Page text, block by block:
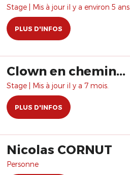
Stage | Mis à jour il y a environ 5 ans.
PLUS D'INFOS
Clown en chemin...
Stage | Mis à jour il y a 7 mois.
PLUS D'INFOS
Nicolas CORNUT
Personne